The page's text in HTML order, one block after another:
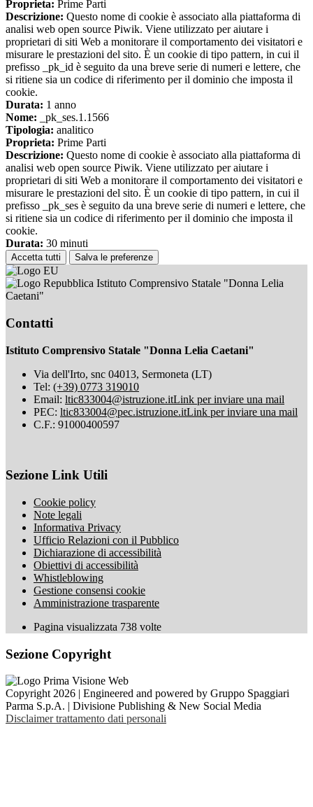
Proprieta: Prime Parti
Descrizione: Questo nome di cookie è associato alla piattaforma di
analisi web open source Piwik. Viene utilizzato per aiutare i
proprietari di siti Web a monitorare il comportamento dei visitatori e
misurare le prestazioni del sito. È un cookie di tipo pattern, in cui il
prefisso _pk_id è seguito da una breve serie di numeri e lettere, che
si ritiene sia un codice di riferimento per il dominio che imposta il
cookie.
Durata: 1 anno
Nome: _pk_ses.1.1566
Tipologia: analitico
Proprieta: Prime Parti
Descrizione: Questo nome di cookie è associato alla piattaforma di
analisi web open source Piwik. Viene utilizzato per aiutare i
proprietari di siti Web a monitorare il comportamento dei visitatori e
misurare le prestazioni del sito. È un cookie di tipo pattern, in cui il
prefisso _pk_ses è seguito da una breve serie di numeri e lettere, che
si ritiene sia un codice di riferimento per il dominio che imposta il
cookie.
Durata: 30 minuti
Accetta tutti Salva le preferenze
Istituto Comprensivo Statale "Donna Lelia
Caetani"
Contatti
Istituto Comprensivo Statale "Donna Lelia Caetani"
Via dell'Irto, snc 04013, Sermoneta (LT)
Tel: (+39) 0773 319010
Email: ltic833004@istruzione.itLink per inviare una mail
PEC: ltic833004@pec.istruzione.itLink per inviare una mail
C.F.: 91000400597
Sezione Link Utili
Cookie policy
Note legali
Informativa Privacy
Ufficio Relazioni con il Pubblico
Dichiarazione di accessibilità
Obiettivi di accessibilità
Whistleblowing
Gestione consensi cookie
Amministrazione trasparente
Pagina visualizzata 738 volte
Sezione Copyright
Copyright 2026 | Engineered and powered by Gruppo Spaggiari
Parma S.p.A. | Divisione Publishing & New Social Media
Disclaimer trattamento dati personali